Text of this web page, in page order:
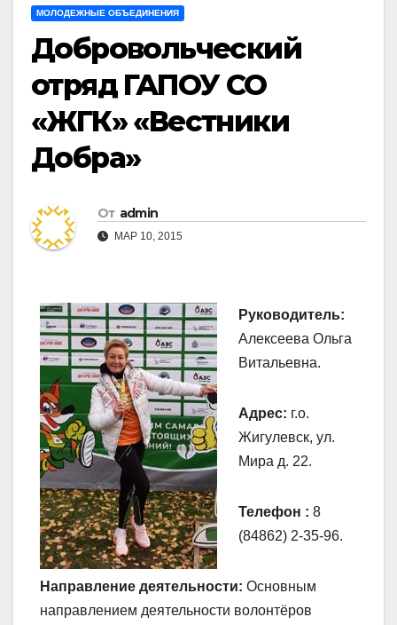
МОЛОДЕЖНЫЕ ОБЪЕДИНЕНИЯ
Добровольческий
отряд ГАПОУ СО
«ЖГК» «Вестники
Добра»
От admin
МАР 10, 2015
Руководитель:
Алексеева Ольга
Витальевна.
Адрес: г.о.
Жигулевск, ул.
Мира д. 22.
Телефон : 8
(84862) 2-35-96.
Направление деятельности: Основным
направлением деятельности волонтёров